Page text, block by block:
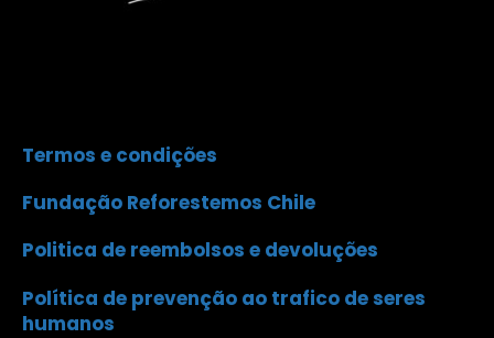
Termos e condições
Fundação Reforestemos Chile
Politica de reembolsos e devoluções
Política de prevenção ao trafico de seres
humanos